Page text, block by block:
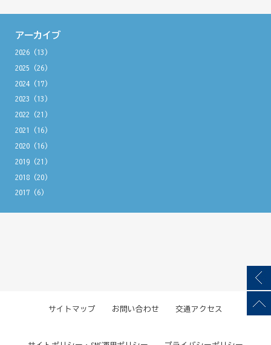
アーカイブ
2026(13)
2025 (26)
2024(17)
2023 (13)
2022 (21)
2021
(16)
2020(16)
2019(21)
2018(20)
2017(6)
サイトマップ お問い合わせ 交通アクセス